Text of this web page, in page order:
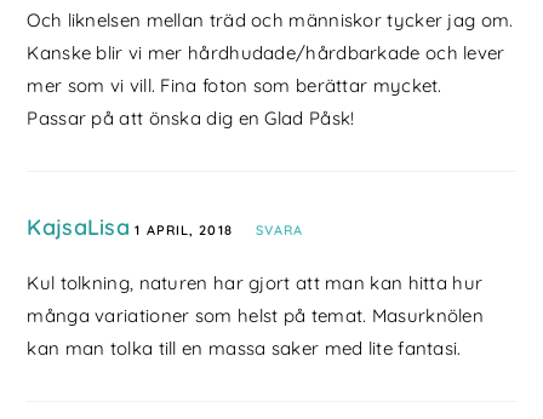
Och liknelsen mellan träd och människor tycker jag om.
Kanske blir vi mer hårdhudade/hårdbarkade och lever
mer som vi vill. Fina foton som berättar mycket.
Passar på att önska dig en Glad Påsk!
KajsaLisa 1 APRIL, 2018 SVARA
Kul tolkning, naturen har gjort att man kan hitta hur
många variationer som helst på temat. Masurknölen
kan man tolka till en massa saker med lite fantasi.